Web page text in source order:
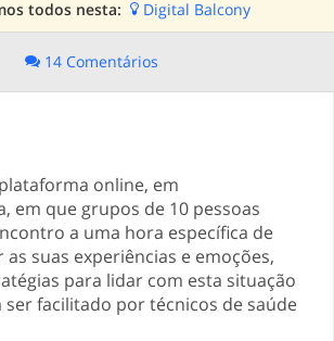
todos nesta:
Digital Balcony
14 Comentários
online, em
em que grupos de 10 pessoas
a uma hora específica de
suas experiências e emoções,
para lidar com esta situação
ser facilitado por técnicos de saúde